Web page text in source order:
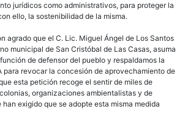
jurídicos como administrativos, para proteger la
ello, la sostenibilidad de la misma.
agrado que el C. Lic. Miguel Ángel de Los Santos
municipal de San Cristóbal de Las Casas, asuma
de defensor del pueblo y respaldamos la
para revocar la concesión de aprovechamiento de
esta petición recoge el sentir de miles de
organizaciones ambientalistas y de
exigido que se adopte esta misma medida